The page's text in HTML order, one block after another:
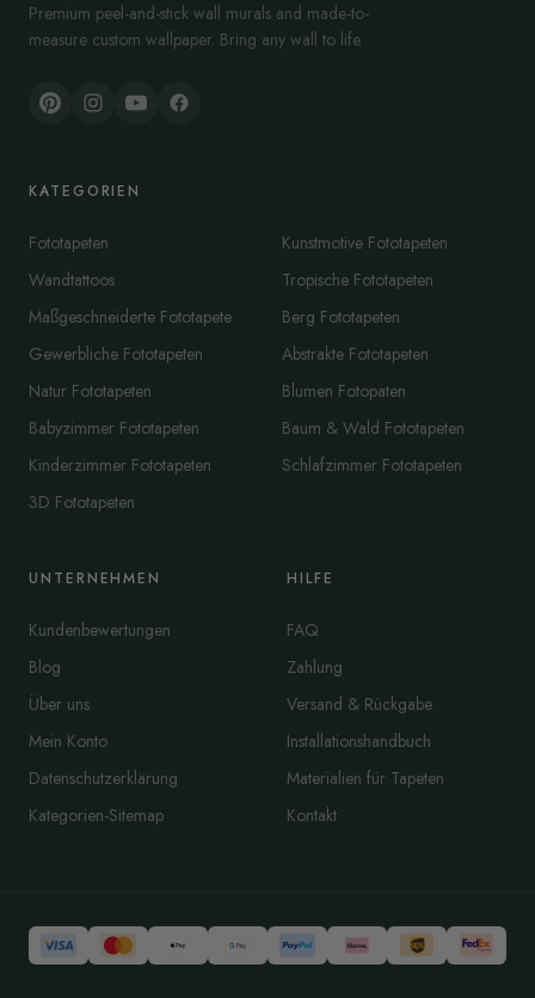
Premium peel-and-stick wall murals and made-to-
measure custom wallpaper. Bring any wall to life.
KATEGORIEN
Fototapeten
Wandtattoos
Maßgeschneiderte Fototapete
Gewerbliche Fototapeten
Natur Fototapeten
Babyzimmer Fototapeten
Kinderzimmer Fototapeten
3D Fototapeten
Kunstmotive Fototapeten
Tropische Fototapeten
Berg Fototapeten
Abstrakte Fototapeten
Blumen Fotopaten
Baum & Wald Fototapeten
Schlafzimmer Fototapeten
UNTERNEHMEN
Kundenbewertungen
Blog
Über uns
Mein Konto
Datenschutzerklärung
Kategorien-Sitemap
HILFE
FAQ
Zahlung
Versand & Rückgabe
Installationshandbuch
Materialien für Tapeten
Kontakt